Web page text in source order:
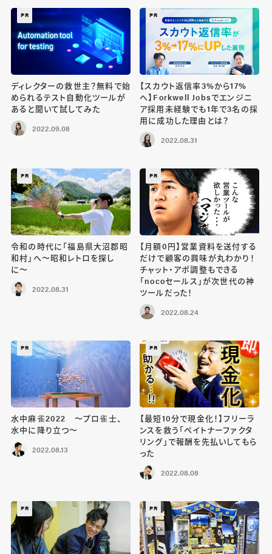
PR
ディレクターの救世主？無料で始
められるテスト自動化ツールが
あると聞いて試してみた
2022.09.08
PR
【スカウト返信率3%から17%
へ】Forkwell Jobsでエンジニ
ア採用未経験でも1年で3名の採
用に成功した理由とは？
2022.08.31
PR
令和の時代に「福島県大沼郡昭
和村」へ〜昭和レトロを探し
に〜
2022.08.31
PR
【月額0円】営業資料を送付する
だけで顧客の興味が丸わかり！
チャット・アポ調整もできる
「nocoセールス」が次世代の神
ツールだった！
2022.08.24
PR
水中麻雀2022 〜プロ雀士、
水中に降り立つ〜
2022.08.13
PR
【最短10分で現金化！】フリーラ
ンスを救う「ペイトナーファクタ
リング」で報酬を先払いしてもら
った
2022.08.08
PR PR